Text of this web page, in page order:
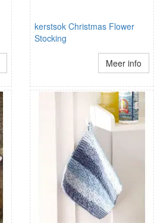
kerstsok Christmas Flower
Stocking
Meer info